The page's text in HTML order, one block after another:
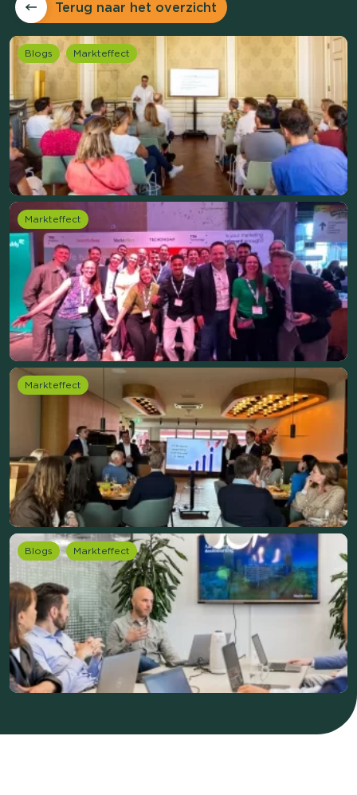
Terug naar het overzicht
Blogs Markteffect
Markteffect
Markteffect
Blogs Markteffect